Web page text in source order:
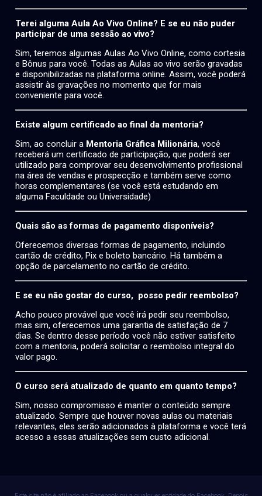
Terei alguma Aula Ao Vivo Online? E se eu não puder
participar de uma sessão ao vivo?
Sim, teremos algumas Aulas Ao Vivo Online, como cortesia
e Bônus para você. Todas as Aulas ao vivo serão gravadas
e disponibilizadas na plataforma online. Assim, você poderá
assistir às gravações no momento que for mais
conveniente para você.
Existe algum certificado ao final da mentoria?
Sim, ao concluir a Mentoria Gráfica Milionária, você
receberá um certificado de participação, que poderá ser
utilizado para comprovar seu desenvolvimento profissional
na área de vendas e prospecção e também serve como
horas complementares (se você está estudando em
alguma Faculdade ou Universidade)
Quais são as formas de pagamento disponíveis?
Oferecemos diversas formas de pagamento, incluindo
cartão de crédito, Pix e boleto bancário. Há também a
opção de parcelamento no cartão de crédito.
E se eu não gostar do curso, posso pedir reembolso?
Acho pouco provável que você irá pedir seu reembolso,
mas sim, oferecemos uma garantia de satisfação de 7
dias. Se dentro desse período você não estiver satisfeito
com a mentoria, poderá solicitar o reembolso integral do
valor pago.
O curso será atualizado de quanto em quanto tempo?
Sim, nosso compromisso é manter o conteúdo sempre
atualizado. Sempre que houver novas aulas ou materiais
relevantes, eles serão adicionados à plataforma e você terá
acesso a essas atualizações sem custo adicional.